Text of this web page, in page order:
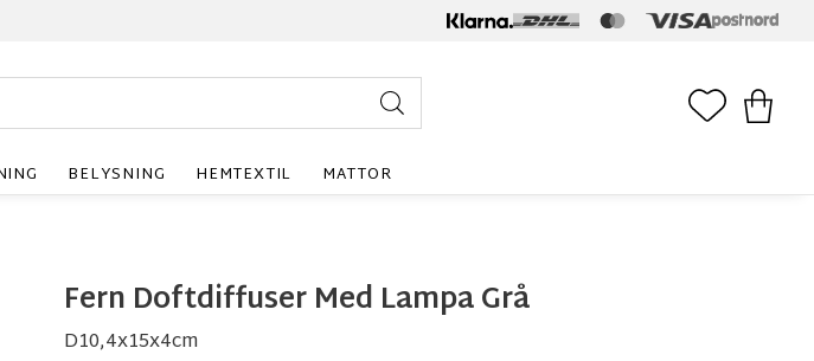
BELYSNING HEMTEXTIL MATTOR
Fern Doftdiffuser Med Lampa Grå
D10,4x15x4cm